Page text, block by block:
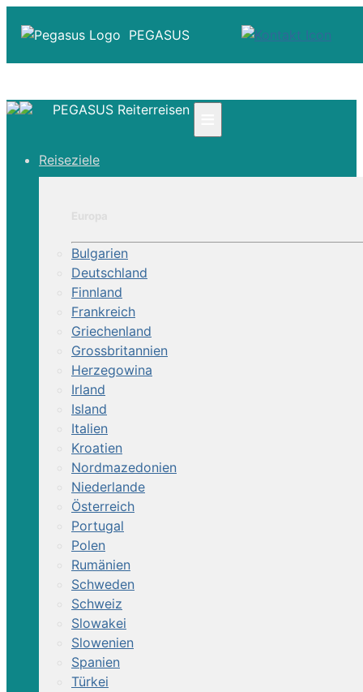
PEGASUS
☎ Deutschland 0800 - 505 18 01
Über Uns
PEGASUS Reiterreisen
Reiseziele
Bulgarien
Deutschland
Finnland
Frankreich
Griechenland
Grossbritannien
Herzegowina
Irland
Island
Italien
Kroatien
Nordmazedonien
Niederlande
Österreich
Portugal
Polen
Rumänien
Schweden
Schweiz
Slowakei
Slowenien
Spanien
Türkei